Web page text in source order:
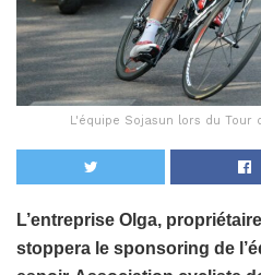
L'équipe Sojasun lors du
L’entreprise Olga,
stoppera le sponsoring de